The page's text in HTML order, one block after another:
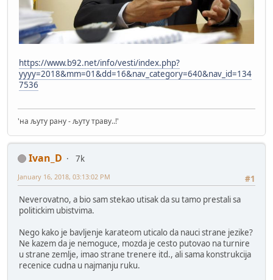
https://www.b92.net/info/vesti/index.php?
yyyy=2018&mm=01&dd=16&nav_category=640&nav_id=134
7536
'на љуту рану - љуту траву..!'
Ivan_D
7k
#1
January 16, 2018, 03:13:02 PM
Neverovatno, a bio sam stekao utisak da su tamo prestali sa
politickim ubistvima.
Nego kako je bavljenje karateom uticalo da nauci strane jezike?
Ne kazem da je nemoguce, mozda je cesto putovao na turnire
u strane zemlje, imao strane trenere itd., ali sama konstrukcija
recenice cudna u najmanju ruku.